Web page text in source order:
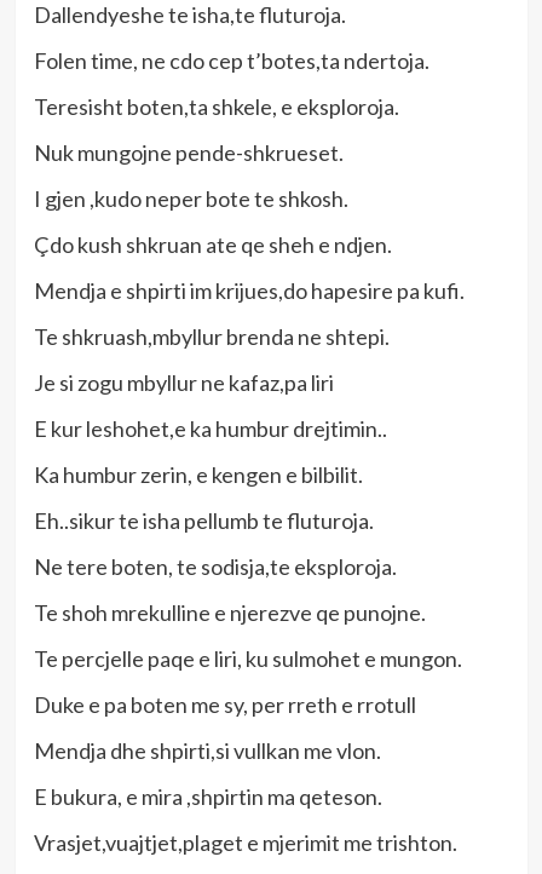
Dallendyeshe te isha,te fluturoja.
Folen time, ne cdo cep t’botes,ta ndertoja.
Teresisht boten,ta shkele, e eksploroja.
Nuk mungojne pende-shkrueset.
I gjen ,kudo neper bote te shkosh.
Çdo kush shkruan ate qe sheh e ndjen.
Mendja e shpirti im krijues,do hapesire pa kufi.
Te shkruash,mbyllur brenda ne shtepi.
Je si zogu mbyllur ne kafaz,pa liri
E kur leshohet,e ka humbur drejtimin..
Ka humbur zerin, e kengen e bilbilit.
Eh..sikur te isha pellumb te fluturoja.
Ne tere boten, te sodisja,te eksploroja.
Te shoh mrekulline e njerezve qe punojne.
Te percjelle paqe e liri, ku sulmohet e mungon.
Duke e pa boten me sy, per rreth e rrotull
Mendja dhe shpirti,si vullkan me vlon.
E bukura, e mira ,shpirtin ma qeteson.
Vrasjet,vuajtjet,plaget e mjerimit me trishton.